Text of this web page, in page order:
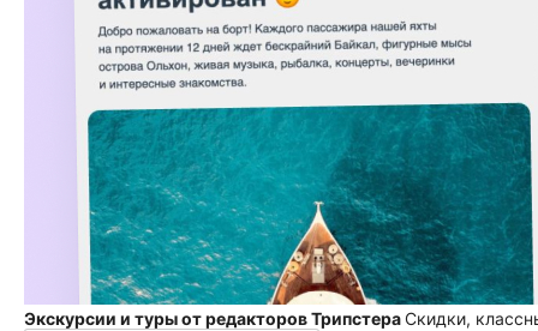
Экскурсии и туры от редакторов ТрипстераСкидки,